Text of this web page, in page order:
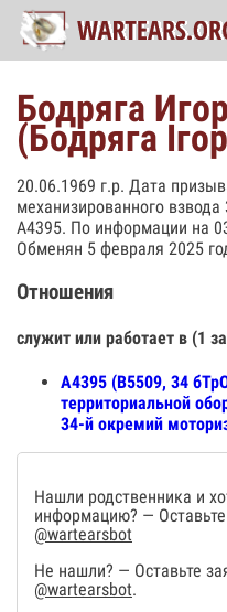
Бодряга
(Бодряга
20.06.1969 г.р. Дата
механизированного
А4395. По информации на
Обменян 5 февраля 2025
Отношения
служит или работает в (1
А4395 (В5509, 34
территориальной
34-й окремий
Нашли родственника и
информацию? —
@wartearsbot
Не нашли? — Оставьте
@wartearsbot.